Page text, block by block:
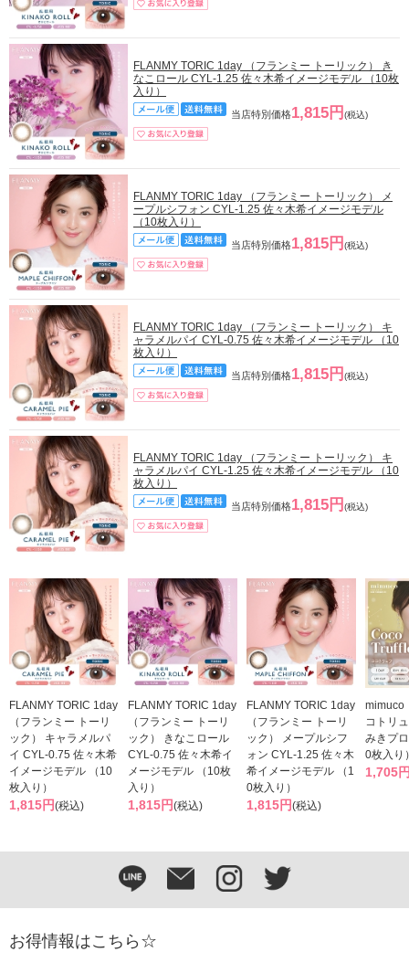
FLANMY TORIC 1day （フランミー トーリック） き
なこロール CYL-1.25 佐々木希イメージモデル （10枚
入り）
当店特別価格1,815円 (税込)
FLANMY TORIC 1day （フランミー トーリック） メ
ープルシフォン CYL-1.25 佐々木希イメージモデル
（10枚入り）
当店特別価格1,815円 (税込)
FLANMY TORIC 1day （フランミー トーリック） キ
ャラメルパイ CYL-0.75 佐々木希イメージモデル （10
枚入り）
当店特別価格1,815円 (税込)
FLANMY TORIC 1day （フランミー トーリック） キ
ャラメルパイ CYL-1.25 佐々木希イメージモデル （10
枚入り）
当店特別価格1,815円 (税込)
FLANMY TORIC 1day
（フランミー トーリ
ック） キャラメルパ
イ CYL-0.75 佐々木希
イメージモデル （10
枚入り）
1,815円(税込)
FLANMY TORIC 1day
（フランミー トーリ
ック） きなこロール
CYL-0.75 佐々木希イ
メージモデル （10枚
入り）
1,815円(税込)
FLANMY TORIC 1day
（フランミー トーリ
ック） メープルシフ
ォン CYL-1.25 佐々木
希イメージモデル （1
0枚入り）
1,815円(税込)
mimuco
コトリ
みきプ
0枚入り
1,705
お得情報はこちら☆